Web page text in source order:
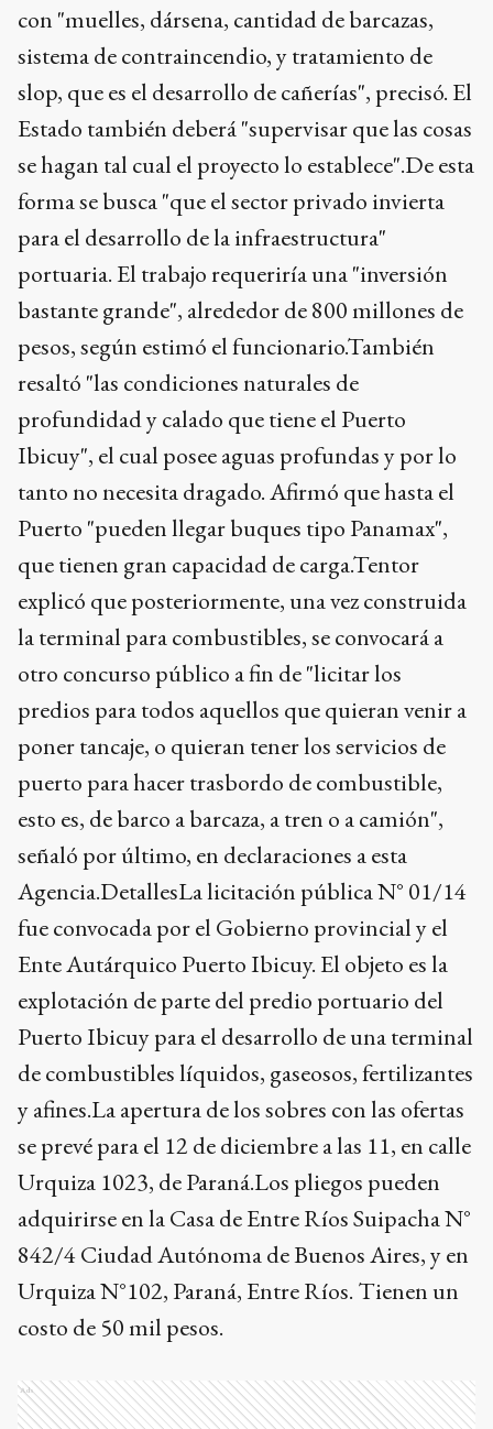
con "muelles, dársena, cantidad de barcazas,
sistema de contraincendio, y tratamiento de
slop, que es el desarrollo de cañerías", precisó. El
Estado también deberá "supervisar que las cosas
se hagan tal cual el proyecto lo establece".De esta
forma se busca "que el sector privado invierta
para el desarrollo de la infraestructura"
portuaria. El trabajo requeriría una "inversión
bastante grande", alrededor de 800 millones de
pesos, según estimó el funcionario.También
resaltó "las condiciones naturales de
profundidad y calado que tiene el Puerto
Ibicuy", el cual posee aguas profundas y por lo
tanto no necesita dragado. Afirmó que hasta el
Puerto "pueden llegar buques tipo Panamax",
que tienen gran capacidad de carga.Tentor
explicó que posteriormente, una vez construida
la terminal para combustibles, se convocará a
otro concurso público a fin de "licitar los
predios para todos aquellos que quieran venir a
poner tancaje, o quieran tener los servicios de
puerto para hacer trasbordo de combustible,
esto es, de barco a barcaza, a tren o a camión",
señaló por último, en declaraciones a esta
Agencia.DetallesLa licitación pública N° 01/14
fue convocada por el Gobierno provincial y el
Ente Autárquico Puerto Ibicuy. El objeto es la
explotación de parte del predio portuario del
Puerto Ibicuy para el desarrollo de una terminal
de combustibles líquidos, gaseosos, fertilizantes
y afines.La apertura de los sobres con las ofertas
se prevé para el 12 de diciembre a las 11, en calle
Urquiza 1023, de Paraná.Los pliegos pueden
adquirirse en la Casa de Entre Ríos Suipacha N°
842/4 Ciudad Autónoma de Buenos Aires, y en
Urquiza N°102, Paraná, Entre Ríos. Tienen un
costo de 50 mil pesos.
Ads